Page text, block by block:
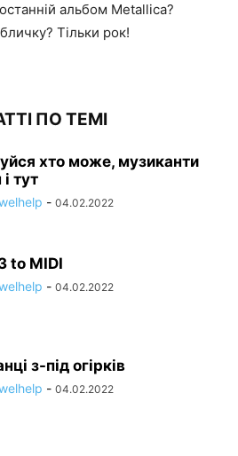
альбом Metallica?
Тільки рок!
ПО ТЕМІ
хто може, музиканти
тут
- 04.02.2022
to MIDI
- 04.02.2022
з-під огірків
- 04.02.2022